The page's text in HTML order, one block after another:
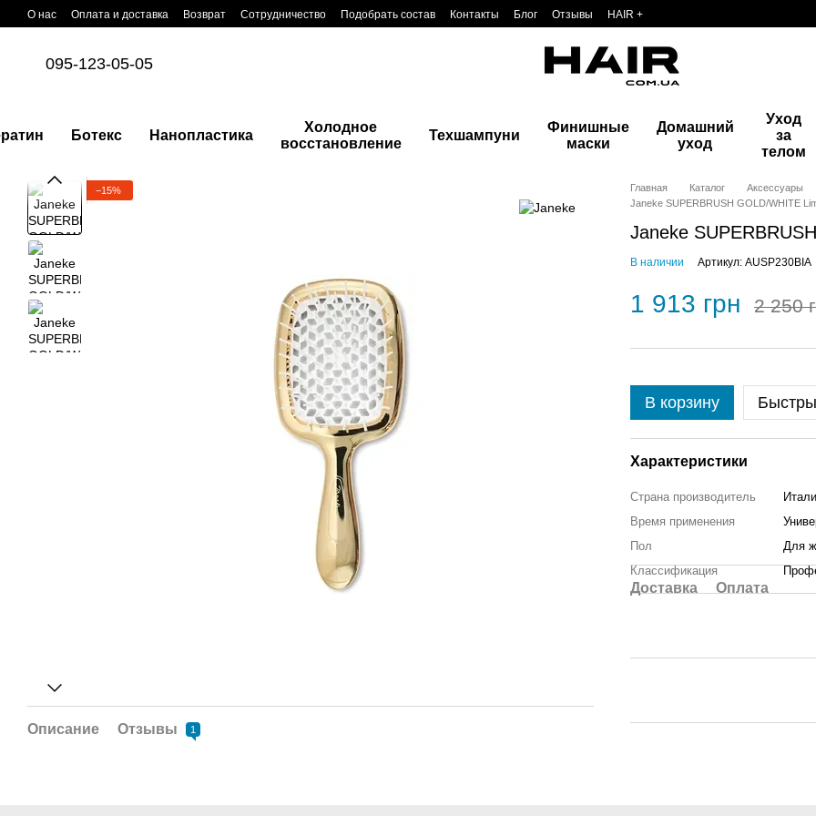
Перейти к основному контенту
О нас Оплата и доставка Возврат Сотрудничество Подобрать состав Контакты Блог Отзывы HAIR +
095-123-05-05
Ботекс Нанопластика
Холодное
восстановление
Техшампуни
Финишные
маски
Домашний
уход
Уход
за
телом
−15%
Описание Отзывы 1
Главная Каталог Аксессуары
Janeke SUPERBRUSH GOLD/WHITE
Janeke
В наличии Артикул: AUSP230BIA
1 913 грн 2 250
В корзину
Характеристики
Страна производитель
Время применения
Пол
Для
Классификация
Доставка Оплата